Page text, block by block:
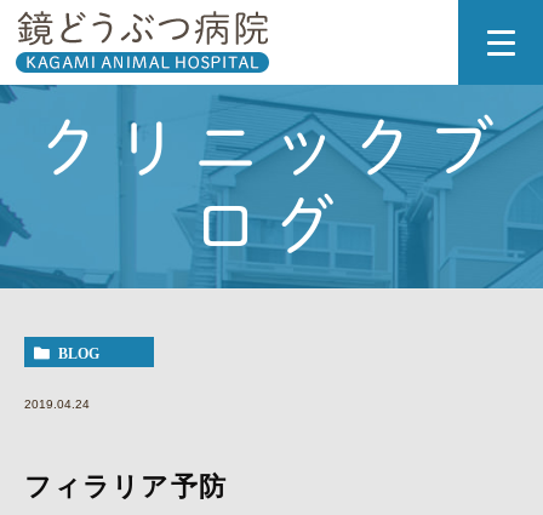
クリニックブ
ログ
BLOG
2019.04.24
フィラリア予防